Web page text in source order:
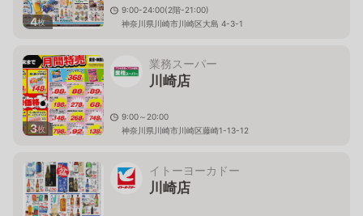
4枚
9:00-24:00(2階-21:00)
神奈川県川崎市川崎区大島 4-3-1
3枚
業務スーパー
川崎店
9:00～20:00
神奈川県川崎市川崎区藤崎1-13-12
イトーヨーカドー
川崎店